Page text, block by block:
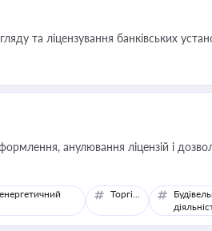
та ліцензування банківських
анулювання ліцензій і
Торгівля